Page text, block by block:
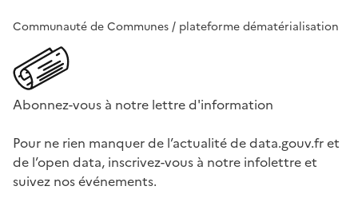
Communauté de Communes / plateforme dématérialisation
Abonnez-vous à notre lettre d'information
Pour ne rien manquer de l’actualité de data.gouv.fr et
de l’open data, inscrivez-vous à notre infolettre et
suivez nos événements.